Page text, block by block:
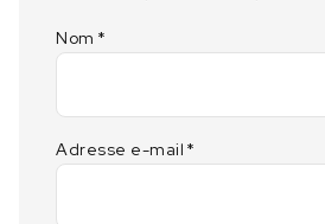
Nom *
Adresse e-mail *